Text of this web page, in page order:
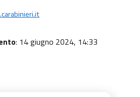
: 14 giugno 2024, 14:33